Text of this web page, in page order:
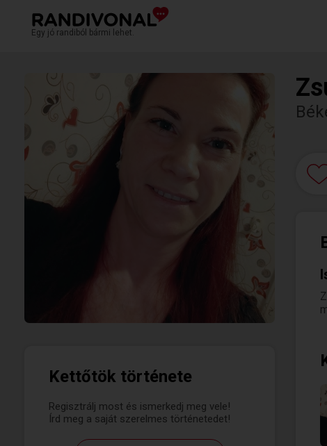
Egy jó randiból bármi lehet.
Kettőtök története
Regisztrálj most és ismerkedj meg vele!
Írd meg a saját szerelmes történetedet!